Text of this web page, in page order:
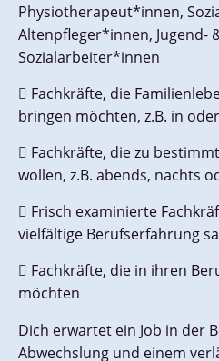
Physiotherapeut*innen,
Altenpfleger*innen, Jugend-
Sozialarbeiter*innen
Fachkräfte, die
bringen möchten, z.B. in
Fachkräfte, die zu
wollen, z.B. abends, nachts
Frisch examinierte
vielfältige Berufserfahrung
Fachkräfte, die in ihren
möchten
Dich erwartet ein Job in der
Abwechslung und einem